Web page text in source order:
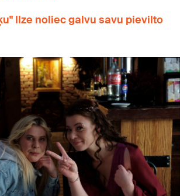
Ilze noliec galvu savu pievilto